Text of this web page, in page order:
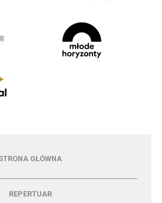
głównaGŁÓWNA
REPERTUAR